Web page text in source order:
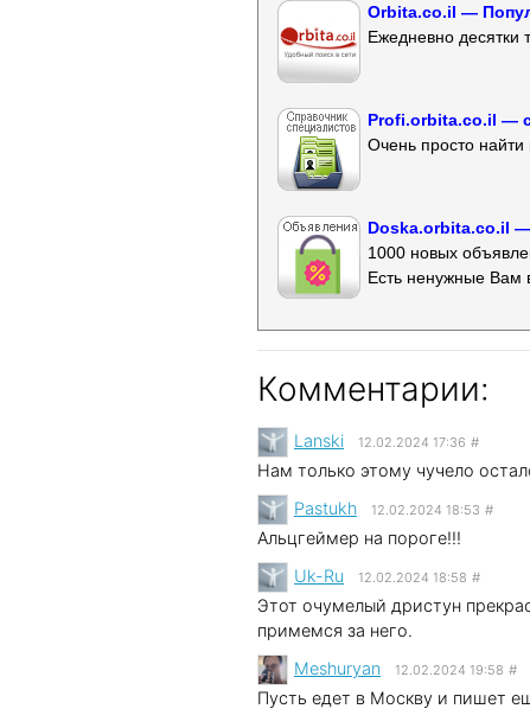
Orbita.co.il —
Ежедневно десятки
Profi.orbita.co.il —
Очень просто найти
Doska.orbita.co.il
1000 новых
Есть ненужные Вам
Комментарии:
Lanski 12.02.2024 17:36 #
Нам только этому чучело
Pastukh 12.02.2024 18:53 #
Альцгеймер на пороге!!!
Uk-Ru 12.02.2024 18:58 #
Этот очумелый дристун
примемся за него.
Meshuryan 12.02.2024 19:58 #
Пусть едет в Москву и пишет